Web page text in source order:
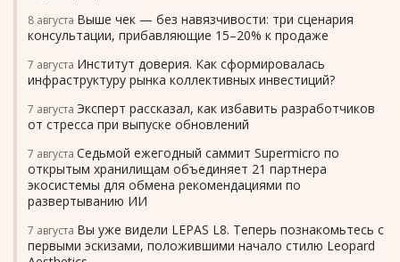
8 августа Выше чек — без навязчивости: три сценария
консультации, прибавляющие 15–20% к продаже
7 августа Институт доверия. Как сформировалась
инфраструктуру рынка коллективных инвестиций?
7 августа Эксперт рассказал, как избавить разработчиков
от стресса при выпуске обновлений
7 августа Седьмой ежегодный саммит Supermicro по
открытым хранилищам объединяет 21 партнера
экосистемы для обмена рекомендациями по
развертыванию ИИ
7 августа Вы уже видели LEPAS L8. Теперь познакомьтесь с
первыми эскизами, положившими начало стилю Leopard